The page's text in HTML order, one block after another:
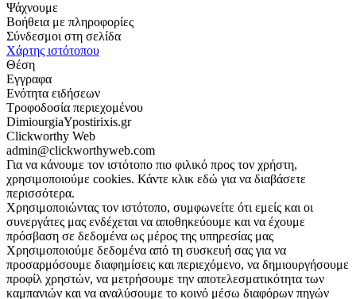
Ψάχνουμε
Βοήθεια με πληροφορίες
Σύνδεσμοι στη σελίδα
Χάρτης ιστότοπου
Θέση
Εγγραφα
Ενότητα ειδήσεων
Τροφοδοσία περιεχομένου
DimiourgiaYpostirixis.gr
Clickworthy Web
admin@clickworthyweb.com
Για να κάνουμε τον ιστότοπο πιο φιλικό προς τον χρήστη,
χρησιμοποιούμε cookies. Κάντε κλικ εδώ για να διαβάσετε
περισσότερα.
Χρησιμοποιώντας τον ιστότοπο, συμφωνείτε ότι εμείς και οι
συνεργάτες μας ενδέχεται να αποθηκεύουμε και να έχουμε
πρόσβαση σε δεδομένα ως μέρος της υπηρεσίας μας
Χρησιμοποιούμε δεδομένα από τη συσκευή σας για να
προσαρμόσουμε διαφημίσεις και περιεχόμενο, να δημιουργήσουμε
προφίλ χρηστών, να μετρήσουμε την αποτελεσματικότητα των
καμπανιών και να αναλύσουμε το κοινό μέσω διαφόρων πηγών